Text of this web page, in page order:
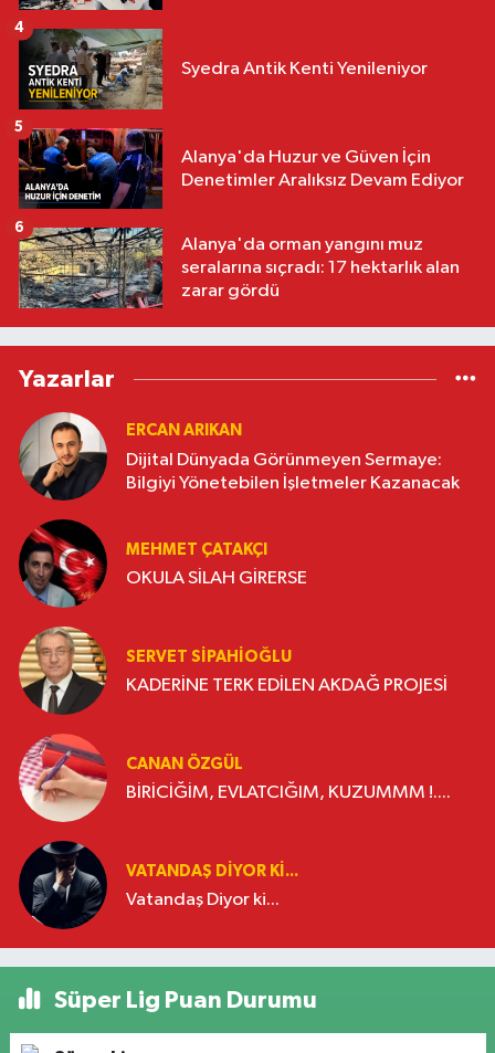
Syedra Antik Kenti Yenileniyor
4
Alanya'da Huzur ve Güven İçin
Denetimler Aralıksız Devam Ediyor
5
Alanya'da orman yangını muz
seralarına sıçradı: 17 hektarlık alan
zarar gördü
6
Yazarlar
ERCAN ARIKAN
Dijital Dünyada Görünmeyen Sermaye:
Bilgiyi Yönetebilen İşletmeler Kazanacak
MEHMET ÇATAKÇI
OKULA SİLAH GİRERSE
SERVET SİPAHİOĞLU
KADERİNE TERK EDİLEN AKDAĞ PROJESİ
CANAN ÖZGÜL
BİRİCİĞİM, EVLATCIĞIM, KUZUMMM !....
VATANDAŞ DIYOR KI...
Vatandaş Diyor ki...
Süper Lig Puan Durumu